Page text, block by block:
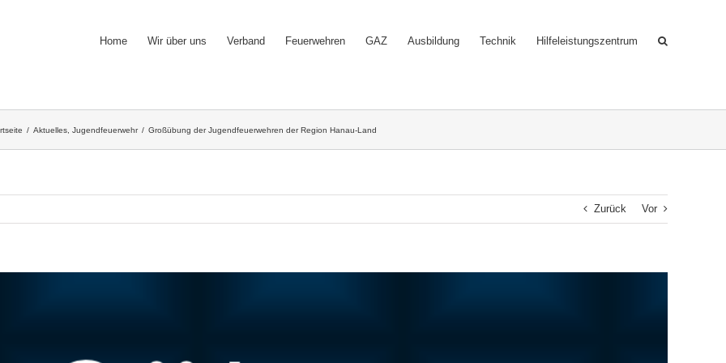
Home Wir über uns Verband Feuerwehren GAZ Ausbildung Technik Hilfeleistungszentrum
/ Aktuelles, Jugendfeuerwehr / Großübung der Jugendfeuerwehren der Region Hanau-Land
Zurück Vor